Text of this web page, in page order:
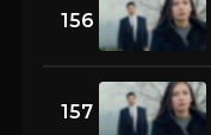
156
157